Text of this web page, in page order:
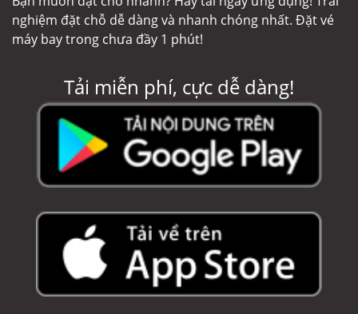
nghiệm đặt chỗ dễ dàng và nhanh chóng nhất. Đặt vé
máy bay trong chưa đầy 1 phút!
Tải miễn phí, cực dễ dàng!